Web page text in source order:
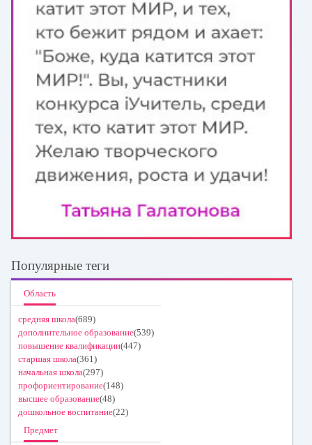
Популярные теги
Область
средняя школа(689)
дополнительное образование(539)
повышение квалификации(447)
старшая школа(361)
начальная школа(297)
профориентирование(148)
высшее образование(48)
дошкольное воспитание(22)
Предмет